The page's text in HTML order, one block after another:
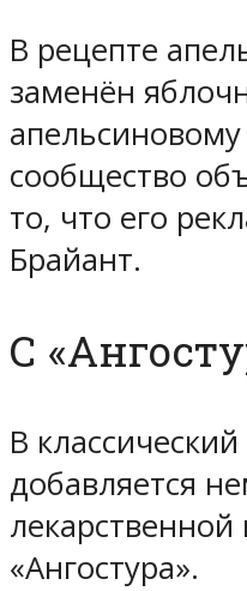
В рецепте
заменён
сообщество
то, что его
Брайант.
С
В
добавляется
лекарственной
«Ангостура».